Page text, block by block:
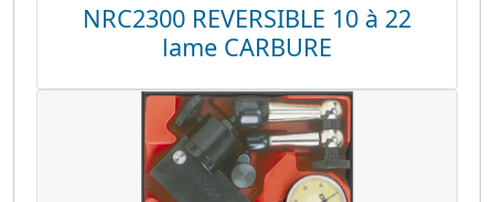
NRC2300 REVERSIBLE 10 à 22
lame CARBURE